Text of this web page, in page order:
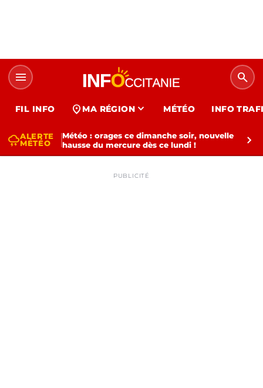
menu search
FIL INFO location_on MA RÉGION expand_more MÉTÉO INFO
thunderstormALERTE
MÉTÉO
Météo : orages ce dimanche soir, nouvelle
hausse du mercure dès ce lundi !
chevron_right
PUBLICITÉ